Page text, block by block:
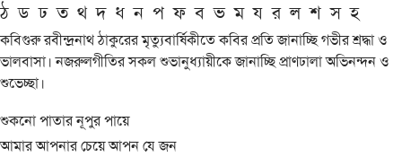
ঠ ড ঢ ত থ দ ধ ন প ফ ব ভ ম য র ল শ স হ
কবিগুরু রবীন্দ্রনাথ ঠাকুরের মৃত্যুবার্ষিকীতে কবির প্রতি জানাচ্ছি গভীর শ্রদ্ধা ও
ভালবাসা। নজরুলগীতির সকল শুভানুধ্যায়ীকে জানাচ্ছি প্রাণঢালা অভিনন্দন ও
শুভেচ্ছা।
শুকনো পাতার নূপুর পায়ে
আমার আপনার চেয়ে আপন যে জন